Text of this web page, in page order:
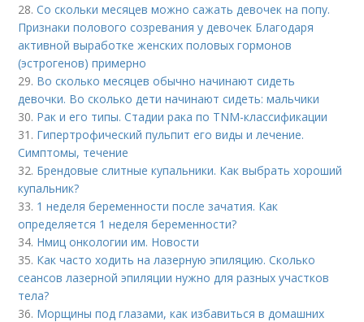
28.Со скольки месяцев можно сажать девочек на попу.
Признаки полового созревания у девочек Благодаря
активной выработке женских половых гормонов
(эстрогенов) примерно
29. Во сколько месяцев обычно начинают сидеть
девочки. Во сколько дети начинают сидеть: мальчики
30. Рак и его типы. Стадии рака по TNM-классификации
31. Гипертрофический пульпит его виды и лечение.
Cимптомы, течение
32. Брендовые слитные купальники. Как выбрать хороший
купальник?
33. 1 неделя беременности после зачатия. Как
определяется 1 неделя беременности?
34. Нмиц онкологии им. Новости
35. Как часто ходить на лазерную эпиляцию. Сколько
сеансов лазерной эпиляции нужно для разных участков
тела?
36. Морщины под глазами, как избавиться в домашних